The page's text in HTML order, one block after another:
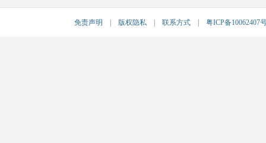
免责声明 版权隐私 联系方式 粤ICP备10062407